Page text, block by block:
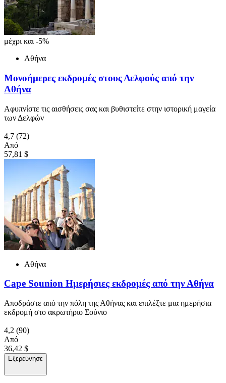
μέχρι και -5%
Αθήνα
Μονοήμερες εκδρομές στους Δελφούς από την
Αθήνα
Αφυπνίστε τις αισθήσεις σας και βυθιστείτε στην ιστορική μαγεία
των Δελφών
4,7 (72)
Από
57,81 $
Αθήνα
Cape Sounion Ημερήσιες εκδρομές από την Αθήνα
Αποδράστε από την πόλη της Αθήνας και επιλέξτε μια ημερήσια
εκδρομή στο ακρωτήριο Σούνιο
4,2 (90)
Από
36,42 $
Εξερεύνησε